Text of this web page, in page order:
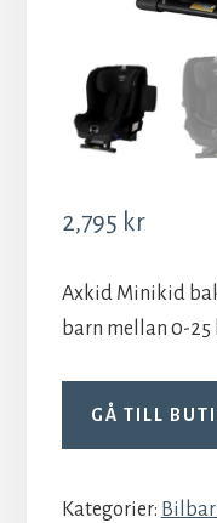
2,795 kr
Axkid Minikid
barn mellan 0-25
GÅ TILL
Kategorier: